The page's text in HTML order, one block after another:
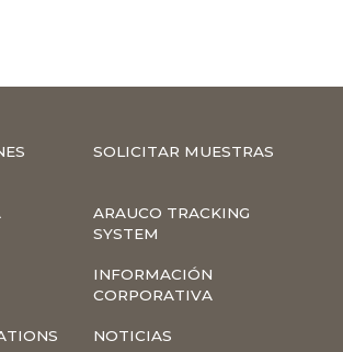
SOLICITAR MUESTRAS
ARAUCO TRACKING
SYSTEM
INFORMACIÓN
CORPORATIVA
NOTICIAS